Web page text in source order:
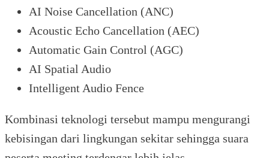
AI Noise Cancellation (ANC)
Acoustic Echo Cancellation (AEC)
Automatic Gain Control (AGC)
AI Spatial Audio
Intelligent Audio Fence
Kombinasi teknologi tersebut mampu mengurangi
kebisingan dari lingkungan sekitar sehingga suara